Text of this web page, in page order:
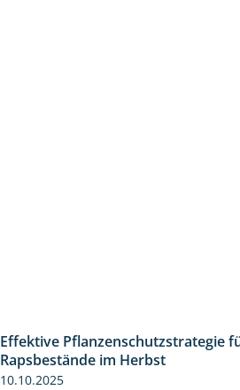
Effektive Pflanzenschutzstrategie
Rapsbestände im Herbst
10.10.2025